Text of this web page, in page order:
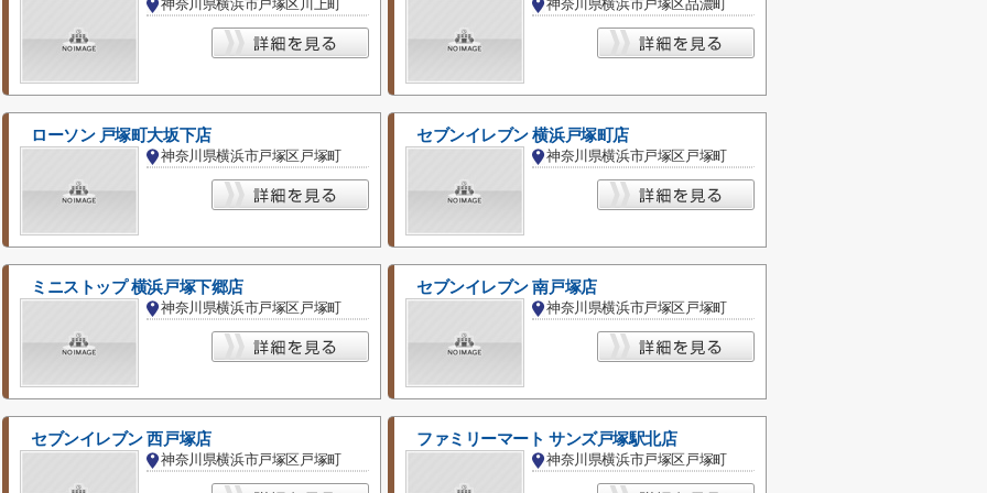
神奈川県横浜市戸塚区川上町 神奈川県横浜市戸塚区品濃町
ローソン 戸塚町大坂下店
神奈川県横浜市戸塚区戸塚町
セブンイレブン 横浜戸塚町店
神奈川県横浜市戸塚区戸塚町
ミニストップ 横浜戸塚下郷店
神奈川県横浜市戸塚区戸塚町
セブンイレブン 南戸塚店
神奈川県横浜市戸塚区戸塚町
セブンイレブン 西戸塚店
神奈川県横浜市戸塚区戸塚町
ファミリーマート サンズ戸塚駅北店
神奈川県横浜市戸塚区戸塚町